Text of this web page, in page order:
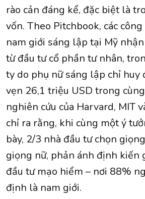
rào cản đáng kể, đặc biệt là
vốn. Theo Pitchbook, các
nam giới sáng lập tại Mỹ
từ đầu tư cổ phần tư nhân,
ty do phụ nữ sáng lập chỉ huy
vẹn 26,1 triệu USD trong
nghiên cứu của Harvard, MIT
chỉ ra rằng, khi cùng một ý
bày, 2/3 nhà đầu tư chọn
giọng nữ, phản ánh định kiến
đầu tư mạo hiểm – nơi 88%
định là nam giới.